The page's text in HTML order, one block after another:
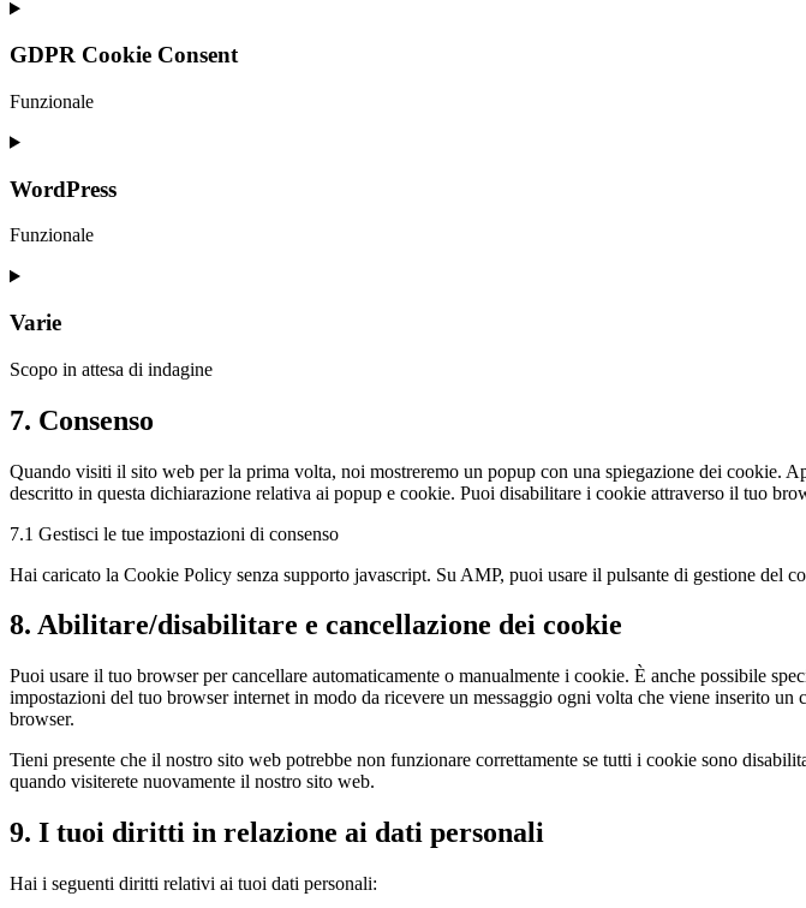
Consent
service
analytics
GDPR Cookie Consent
Funzionale
Consent
service
cookie-
WordPress
Funzionale
Consent
service
Varie
Scopo in attesa di indagine
Consent
to
varie
7. Consenso
Quando visiti il sito web per la prima volta, noi mostreremo un popup con una spiegazione dei cookie.
descritto in questa dichiarazione relativa ai popup e cookie. Puoi disabilitare i cookie attraverso il tuo
7.1 Gestisci le tue impostazioni di consenso
Hai caricato la Cookie Policy senza supporto javascript. Su AMP, puoi usare il pulsante di gestione del
8. Abilitare/disabilitare e cancellazione dei cookie
Puoi usare il tuo browser per cancellare automaticamente o manualmente i cookie. È anche possibile
impostazioni del tuo browser internet in modo da ricevere un messaggio ogni volta che viene inserito
browser.
Tieni presente che il nostro sito web potrebbe non funzionare correttamente se tutti i cookie sono
quando visiterete nuovamente il nostro sito web.
9. I tuoi diritti in relazione ai dati personali
Hai i seguenti diritti relativi ai tuoi dati personali: